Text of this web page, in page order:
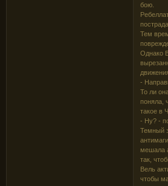
бою.
Тем
Однако
-
То ли
поняла,
такое в
- Ну? -
Темный
мешала
так,
Вель
чтобы